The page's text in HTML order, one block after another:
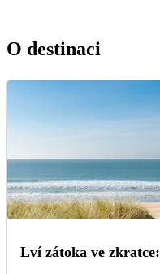
O destinaci
Lví zátoka ve zkratce: